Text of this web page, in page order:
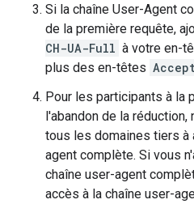
Si la chaîne User-Agent
de la première requête,
CH-UA-Full à votre en-
plus des en-têtes
Pour les participants à la
l'abandon de la
tous les domaines tiers à
agent complète. Si vous
chaîne user-agent
accès à la chaîne user-